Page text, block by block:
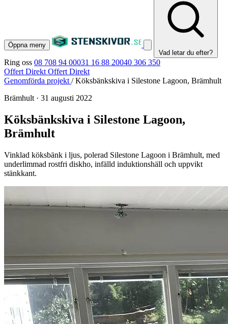
Öppna meny
Vad letar du efter?
Ring oss 08 708 94 00031 16 88 20040 306 350
Offert Direkt Offert Direkt
Genomförda projekt / Köksbänkskiva i Silestone Lagoon, Brämhult
Brämhult · 31 augusti 2022
Köksbänkskiva i Silestone Lagoon,
Brämhult
Vinklad köksbänk i ljus, polerad Silestone Lagoon i Brämhult, med
underlimmad rostfri diskho, infälld induktionshäll och uppvikt
stänkkant.